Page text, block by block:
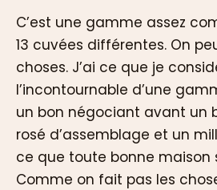
C’est une gamme assez
13 cuvées différentes. On
choses. J’ai ce que je
l’incontournable d’une
un bon négociant avant un
rosé d’assemblage et un
ce que toute bonne maison
Comme on fait pas les